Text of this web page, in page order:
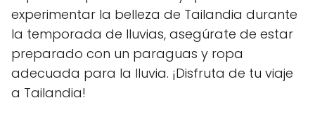
experimentar la belleza de Tailandia durante
la temporada de lluvias, asegúrate de estar
preparado con un paraguas y ropa
adecuada para la lluvia. ¡Disfruta de tu viaje
a Tailandia!